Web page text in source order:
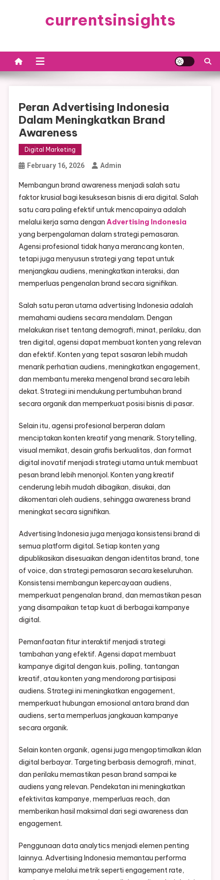
currentsinsights
Peran Advertising Indonesia
Dalam Meningkatkan Brand
Awareness
Digital Marketing
February 16, 2026 Admin
Membangun brand awareness menjadi salah satu
faktor krusial bagi kesuksesan bisnis di era digital. Salah
satu cara paling efektif untuk mencapainya adalah
melalui kerja sama dengan Advertising Indonesia
yang berpengalaman dalam strategi pemasaran.
Agensi profesional tidak hanya merancang konten,
tetapi juga menyusun strategi yang tepat untuk
menjangkau audiens, meningkatkan interaksi, dan
memperluas pengenalan brand secara signifikan.
Salah satu peran utama advertising Indonesia adalah
memahami audiens secara mendalam. Dengan
melakukan riset tentang demografi, minat, perilaku, dan
tren digital, agensi dapat membuat konten yang relevan
dan efektif. Konten yang tepat sasaran lebih mudah
menarik perhatian audiens, meningkatkan engagement,
dan membantu mereka mengenal brand secara lebih
dekat. Strategi ini mendukung pertumbuhan brand
secara organik dan memperkuat posisi bisnis di pasar.
Selain itu, agensi profesional berperan dalam
menciptakan konten kreatif yang menarik. Storytelling,
visual memikat, desain grafis berkualitas, dan format
digital inovatif menjadi strategi utama untuk membuat
pesan brand lebih menonjol. Konten yang kreatif
cenderung lebih mudah dibagikan, disukai, dan
dikomentari oleh audiens, sehingga awareness brand
meningkat secara signifikan.
Advertising Indonesia juga menjaga konsistensi brand di
semua platform digital. Setiap konten yang
dipublikasikan disesuaikan dengan identitas brand, tone
of voice, dan strategi pemasaran secara keseluruhan.
Konsistensi membangun kepercayaan audiens,
memperkuat pengenalan brand, dan memastikan pesan
yang disampaikan tetap kuat di berbagai kampanye
digital.
Pemanfaatan fitur interaktif menjadi strategi
tambahan yang efektif. Agensi dapat membuat
kampanye digital dengan kuis, polling, tantangan
kreatif, atau konten yang mendorong partisipasi
audiens. Strategi ini meningkatkan engagement,
memperkuat hubungan emosional antara brand dan
audiens, serta memperluas jangkauan kampanye
secara organik.
Selain konten organik, agensi juga mengoptimalkan iklan
digital berbayar. Targeting berbasis demografi, minat,
dan perilaku memastikan pesan brand sampai ke
audiens yang relevan. Pendekatan ini meningkatkan
efektivitas kampanye, memperluas reach, dan
memberikan hasil maksimal dari segi awareness dan
engagement.
Penggunaan data analytics menjadi elemen penting
lainnya. Advertising Indonesia memantau performa
kampanye melalui metrik seperti engagement rate,